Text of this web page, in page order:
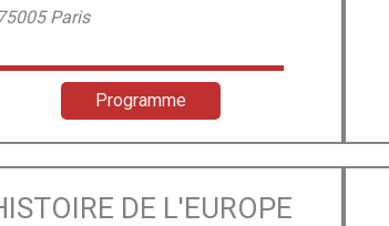
75005 Paris
Programme
DE L'EUROPE